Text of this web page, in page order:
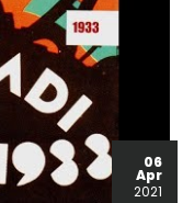
06
Apr
2021